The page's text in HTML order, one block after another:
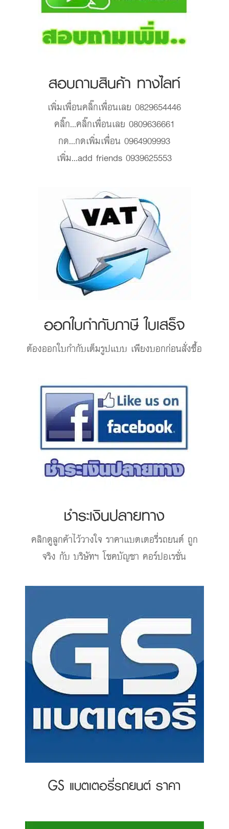
สอบถามสินค้า ทางไลท์
เพิ่มเพื่อนคลิ๊กเพื่อนเลย 0829654446
คลิ๊ก...คลิ๊กเพื่อนเลย 0809636661
กด...กดเพิ่มเพื่อน 0964909993
เพิ่ม...add friends 0939625553
ออกใบกำกับภาษี ใบเสร็จ
ต้องออกใบกำกับเต็มรูปแบบ เพียงบอกก่อนสั่งซื้อ
ชำระเงินปลายทาง
คลิกดูลูกค้าไว้วางใจ ราคาแบตเตอรี่รถยนต์ถูก
จริง กับ บริษัทฯ โชคบัญชา คอร์ปอเรชั่น
GS แบตเตอรี่รถยนต์ ราคา